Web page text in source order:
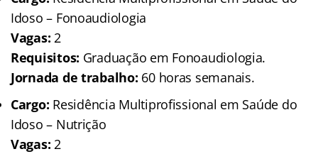
Idoso – Fonoaudiologia
Vagas: 2
Requisitos: Graduação em Fonoaudiologia.
Jornada de trabalho: 60 horas semanais.
Cargo: Residência Multiprofissional em Saúde do
Idoso – Nutrição
Vagas: 2